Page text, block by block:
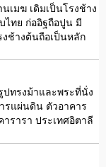
มฆ เดิมเป็นโรงช้าง
ไทย ก่ออิฐถือปูน มี
ช้างต้นถือเป็นหลัก
ทรงม้าและพระที่นั่ง
รแผ่นดิน ตัวอาคาร
รารา ประเทศอิตาลี